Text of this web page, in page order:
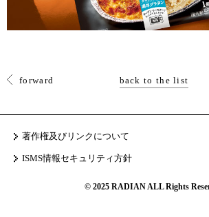
forward back to the list
著作権及びリンクについて
ISMS情報セキュリティ方針
© 2025 RADIAN ALL Rights